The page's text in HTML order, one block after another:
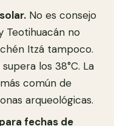
No es consejo
Teotihuacán no
Itzá tampoco.
los 38°C. La
común de
arqueológicas.
fechas de